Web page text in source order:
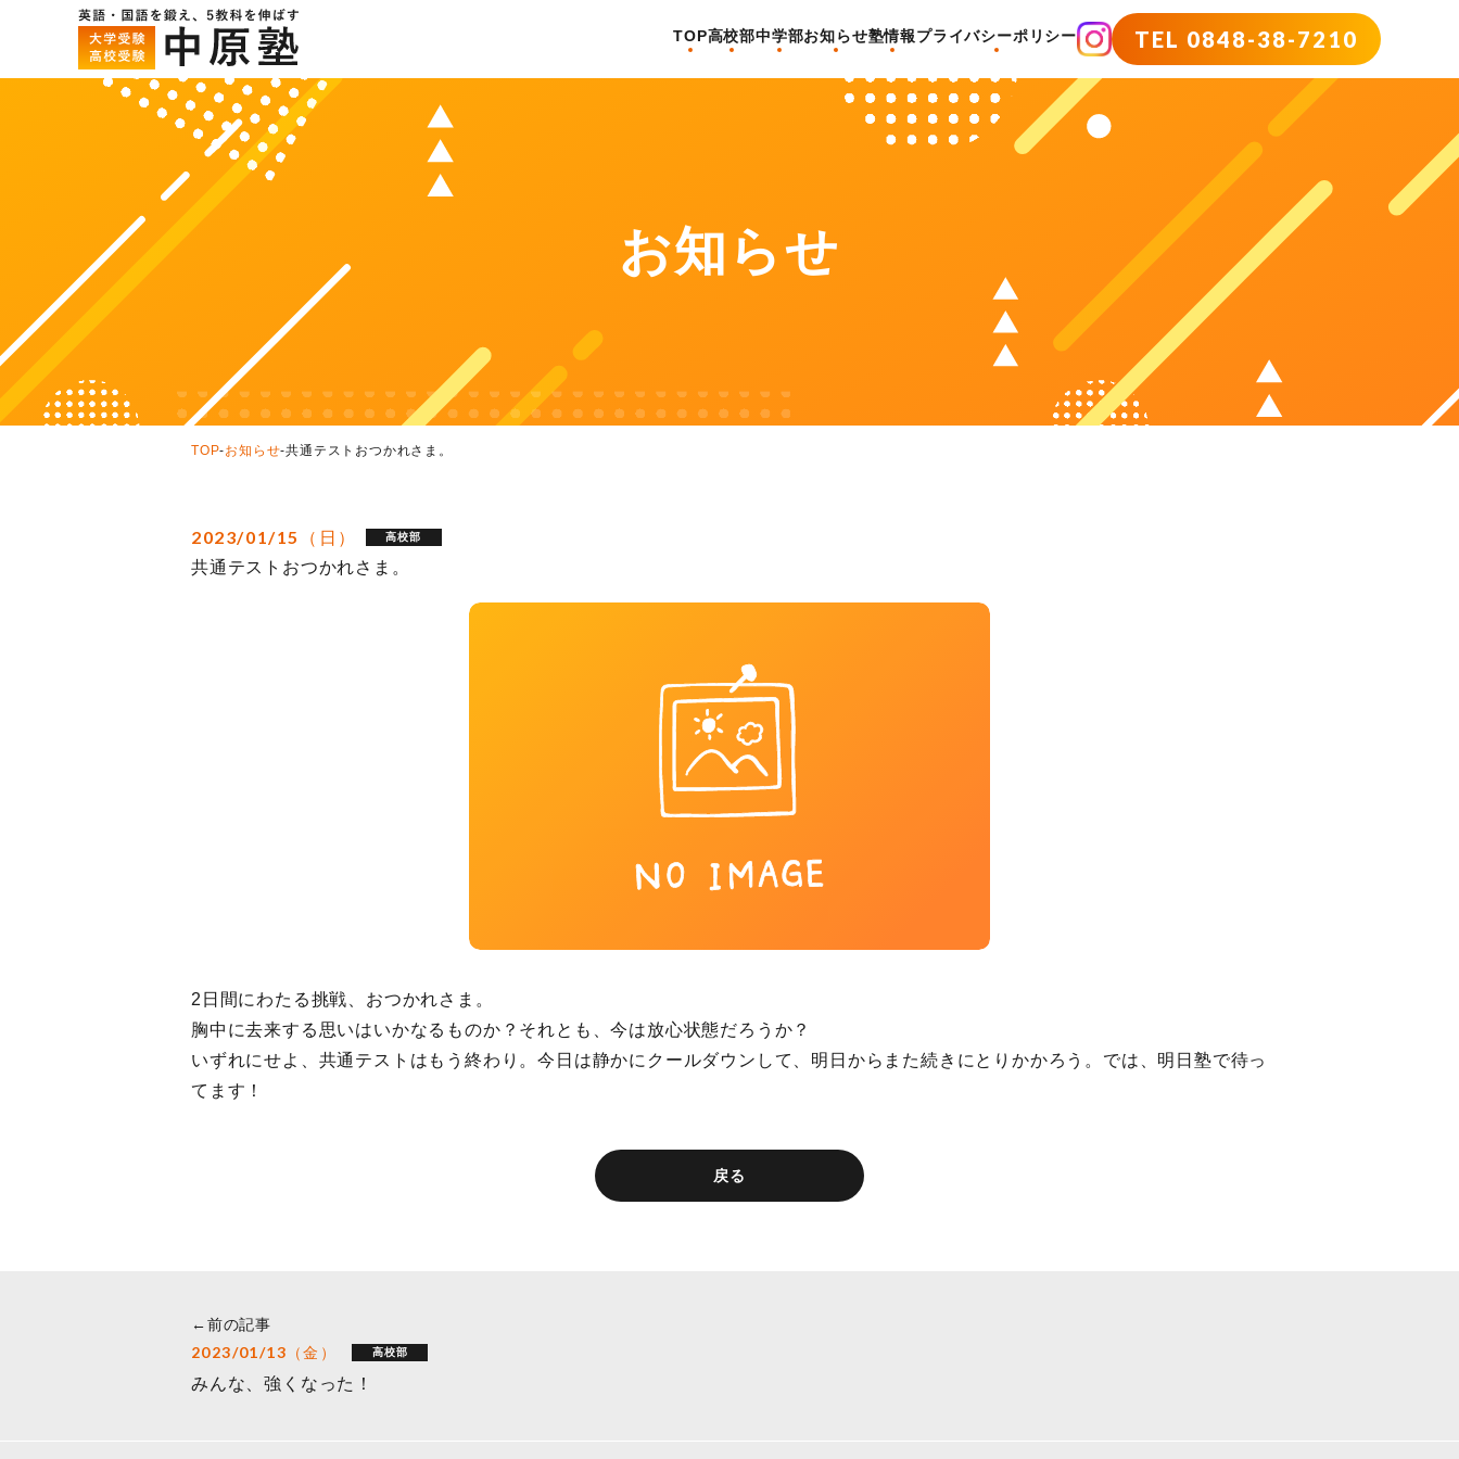
TOP高校部中学部お知らせ塾情報プライバシーポリシー TEL 0848-38-7210
お知らせ
TOP-お知らせ-共通テストおつかれさま。
2023/01/15（日） 高校部
共通テストおつかれさま。
2日間にわたる挑戦、おつかれさま。
胸中に去来する思いはいかなるものか？それとも、今は放心状態だろうか？
いずれにせよ、共通テストはもう終わり。今日は静かにクールダウンして、明日からまた続きにとりかかろう。では、明日塾で待っ
てます！
戻る
←前の記事
2023/01/13（金） 高校部
みんな、強くなった！